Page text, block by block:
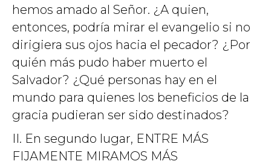
hemos amado al Señor. ¿A quien,
entonces, podría mirar el evangelio si no
dirigiera sus ojos hacia el pecador? ¿Por
quién más pudo haber muerto el
Salvador? ¿Qué personas hay en el
mundo para quienes los beneficios de la
gracia pudieran ser sido destinados?
II. En segundo lugar, ENTRE MÁS
FIJAMENTE MIRAMOS MÁS